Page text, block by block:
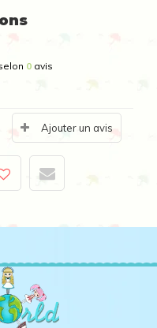
0 avis
Ajouter un avis